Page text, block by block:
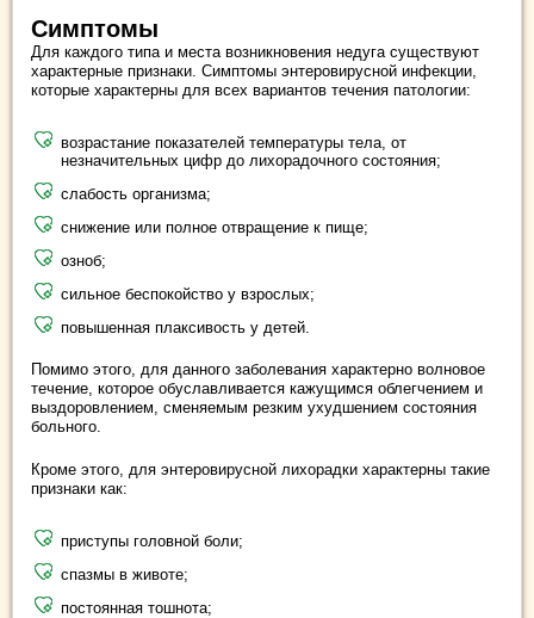
Симптомы
Для каждого типа и места возникновения недуга существуют
характерные признаки. Симптомы энтеровирусной инфекции,
которые характерны для всех вариантов течения патологии:
возрастание показателей температуры тела, от
незначительных цифр до лихорадочного состояния;
слабость организма;
снижение или полное отвращение к пище;
озноб;
сильное беспокойство у взрослых;
повышенная плаксивость у детей.
Помимо этого, для данного заболевания характерно волновое
течение, которое обуславливается кажущимся облегчением и
выздоровлением, сменяемым резким ухудшением состояния
больного.
Кроме этого, для энтеровирусной лихорадки характерны такие
признаки как:
приступы головной боли;
спазмы в животе;
постоянная тошнота;